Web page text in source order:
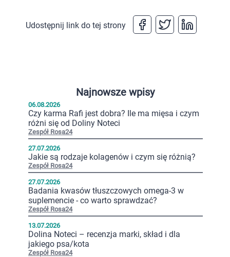
Udostępnij link do tej strony
Najnowsze wpisy
06.08.2026
Czy karma Rafi jest dobra? Ile ma mięsa i czym
różni się od Doliny Noteci
Zespół Rosa24
27.07.2026
Jakie są rodzaje kolagenów i czym się różnią?
Zespół Rosa24
27.07.2026
Badania kwasów tłuszczowych omega-3 w
suplemencie - co warto sprawdzać?
Zespół Rosa24
13.07.2026
Dolina Noteci – recenzja marki, skład i dla
jakiego psa/kota
Zespół Rosa24